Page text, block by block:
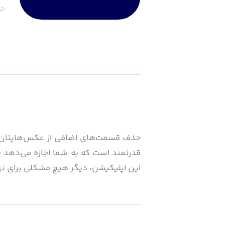
قدرتمند است که به شما اجازه
این اپلیکیشن، دیگر هیچ مشکلی